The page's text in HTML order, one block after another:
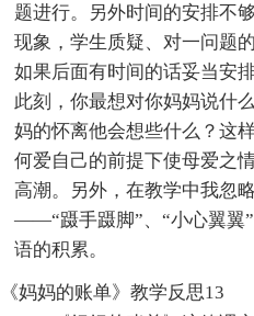
题进行。另外时间的安排不
现象，学生质疑、对一问题
如果后面有时间的话妥当安
此刻，你最想对你妈妈说什
妈的怀离他会想些什么？这
何爱自己的前提下使母爱之
高潮。另外，在教学中我忽
——“蹑手蹑脚”、“小心翼翼
语的积累。
《妈妈的账单》教学反思13